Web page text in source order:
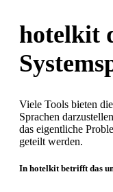
hotelkit
Viele Tools bieten
Sprachen
das eigentliche
geteilt werden.
In hotelkit betrifft das